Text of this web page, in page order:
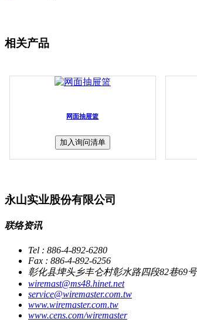
相关产品
网面抽屉篮
加入询问清单
永山实业股份有限公司
联络资讯
Tel : 886-4-892-6280
Fax : 886-4-892-6256
彰化县埤头乡丰仑村彰水路四段82巷69号
wiremast@ms48.hinet.net
service@wiremaster.com.tw
www.wiremaster.com.tw
www.cens.com/wiremaster